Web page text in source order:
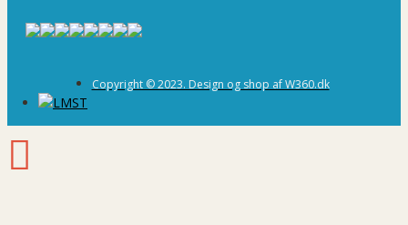
Copyright © 2023. Design og shop af W360.dk